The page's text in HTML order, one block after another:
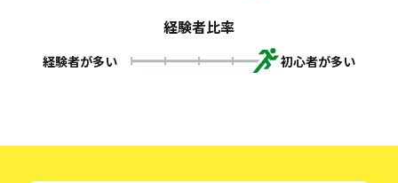
経験者比率
経験者が多い 初心者が多い